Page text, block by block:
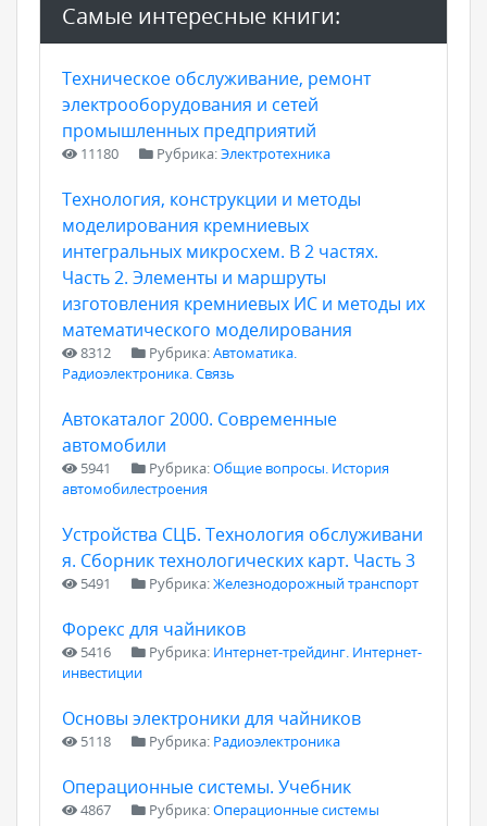
Самые интересные книги:
Техническое обслуживание, ремонт
электрооборудования и сетей
промышленных предприятий
11180 Рубрика:Электротехника
Технология, конструкции и методы
моделирования кремниевых
интегральных микросхем. В 2 частях.
Часть 2. Элементы и маршруты
изготовления кремниевых ИС и методы их
математического моделирования
8312 Рубрика:Автоматика.
Радиоэлектроника. Связь
Автокаталог 2000. Современные
автомобили
5941 Рубрика:Общие вопросы. История
автомобилестроения
Устройства СЦБ. Технология обслуживани
я. Сборник технологических карт. Часть 3
5491 Рубрика:Железнодорожный транспорт
Форекс для чайников
5416 Рубрика: Интернет-трейдинг. Интернет-
инвестиции
Основы электроники для чайников
5118 Рубрика: Радиоэлектроника
Операционные системы. Учебник
4867 Рубрика:Операционные системы